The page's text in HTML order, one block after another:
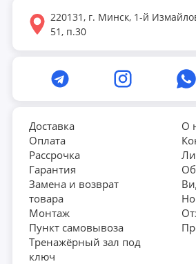
220131, г. Минск, 1-й
51, п.30
Доставка
Оплата
Рассрочка
Гарантия
Замена и возврат
товара
Монтаж
Пункт самовывоза
Тренажёрный зал под
ключ
О